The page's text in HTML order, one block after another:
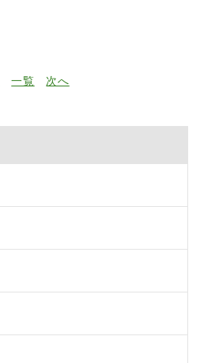
一覧 次へ